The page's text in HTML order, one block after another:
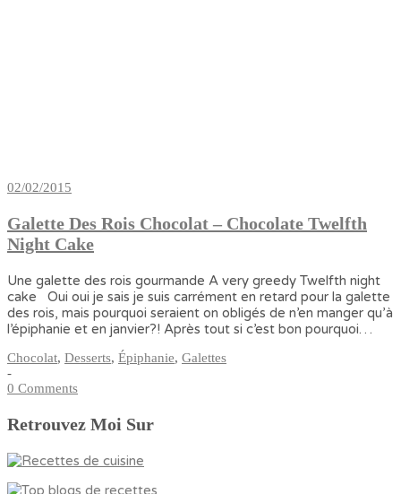
02/02/2015
Galette Des Rois Chocolat – Chocolate Twelfth
Night Cake
Une galette des rois gourmande A very greedy Twelfth night
cake Oui oui je sais je suis carrément en retard pour la galette
des rois, mais pourquoi seraient on obligés de n’en manger qu’à
l’épiphanie et en janvier?! Après tout si c’est bon pourquoi…
Chocolat, Desserts, Épiphanie, Galettes
-
0 Comments
Retrouvez Moi Sur